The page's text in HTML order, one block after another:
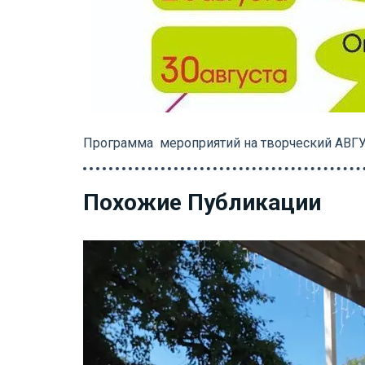
Программа мероприятий на творческий
Похожие Публикации